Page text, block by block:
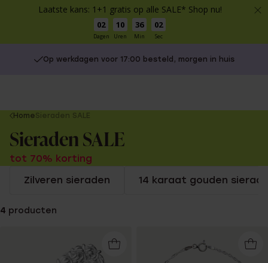
Laatste kans: 1+1 gratis op alle SALE* Shop nu!
02
Dagen
10
Uren
36
Min
02
Sec
Op werkdagen voor 17:00 besteld, morgen in huis
You
are
here:
HomeSieraden SALE
Sieraden SALE
tot 70% korting
Zilveren sieraden
14 karaat gouden
4 producten